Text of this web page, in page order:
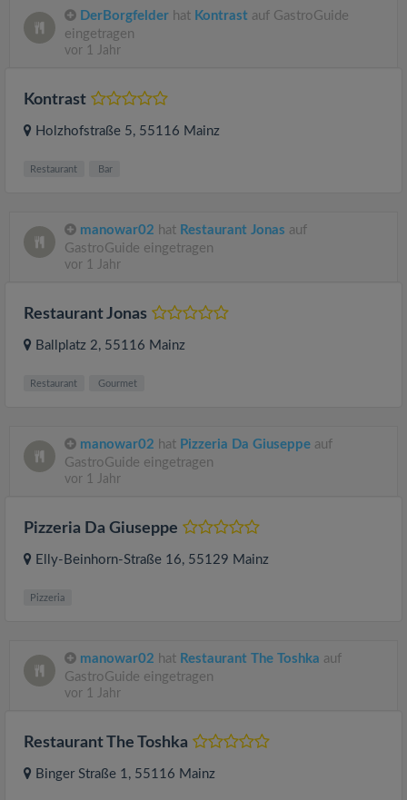
DerBorgfelder hat Kontrast auf GastroGuide
eingetragen
vor 1 Jahr
Kontrast
Holzhofstraße 5, 55116 Mainz
Restaurant Bar
manowar02 hat Restaurant Jonas auf
GastroGuide eingetragen
vor 1 Jahr
Restaurant Jonas
Ballplatz 2, 55116 Mainz
Restaurant Gourmet
manowar02 hat Pizzeria Da Giuseppe auf
GastroGuide eingetragen
vor 1 Jahr
Pizzeria Da Giuseppe
Elly-Beinhorn-Straße 16, 55129 Mainz
Pizzeria
manowar02 hat Restaurant The Toshka auf
GastroGuide eingetragen
vor 1 Jahr
Restaurant The Toshka
Binger Straße 1, 55116 Mainz